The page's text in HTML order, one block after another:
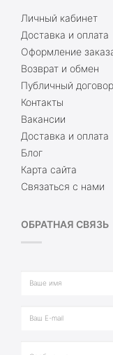
Личный кабинет
Доставка и оплата
Оформление
Возврат и обмен
Публичный
Контакты
Вакансии
Доставка и оплата
Блог
Карта сайта
Связаться с нами
ОБРАТНАЯ СВЯЗЬ